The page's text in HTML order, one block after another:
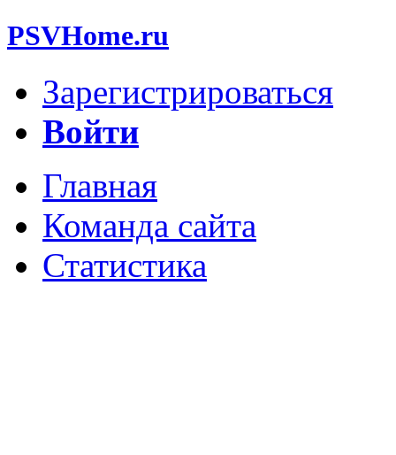
PSVHome.ru
Зарегистрироваться
Войти
Главная
Команда сайта
Статистика